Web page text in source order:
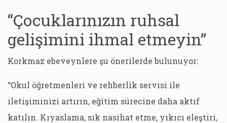
“Çocuklarınızın ruhsal
gelişimini ihmal etmeyin”
Korkmaz ebeveynlere şu önerilerde bulunuyor:
“Okul öğretmenleri ve rehberlik servisi ile
iletişiminizi artırın, eğitim sürecine daha aktif
katılın. Kıyaslama, sık nasihat etme, yıkıcı eleştiri,